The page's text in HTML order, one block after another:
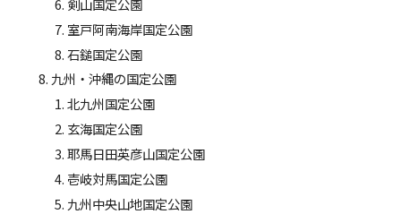
剣山国定公園
室戸阿南海岸国定公園
石鎚国定公園
九州・沖縄の国定公園
北九州国定公園
玄海国定公園
耶馬日田英彦山国定公園
壱岐対馬国定公園
九州中央山地国定公園